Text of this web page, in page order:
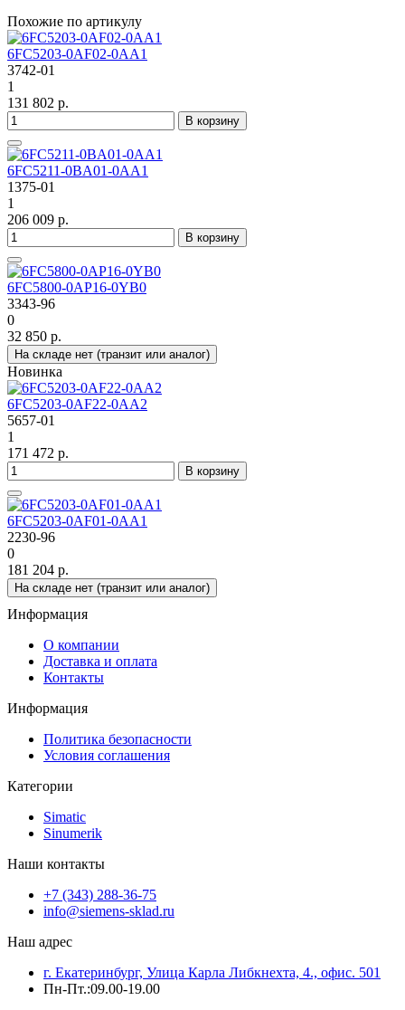
Похожие по артикулу
6FC5203-0AF02-0AA1
3742-01
1
131 802 р.
В корзину
6FC5211-0BA01-0AA1
1375-01
1
206 009 р.
В корзину
6FC5800-0AP16-0YB0
3343-96
0
32 850 р.
На складе нет (транзит или аналог)
Новинка
6FC5203-0AF22-0AA2
5657-01
1
171 472 р.
В корзину
6FC5203-0AF01-0AA1
2230-96
0
181 204 р.
На складе нет (транзит или аналог)
Информация
О компании
Доставка и оплата
Контакты
Информация
Политика безопасности
Условия соглашения
Категории
Simatic
Sinumerik
Наши контакты
+7 (343) 288-36-75
info@siemens-sklad.ru
Наш адрес
г. Екатеринбург, Улица Карла Либкнехта, 4., офис. 501
Пн-Пт.:09.00-19.00